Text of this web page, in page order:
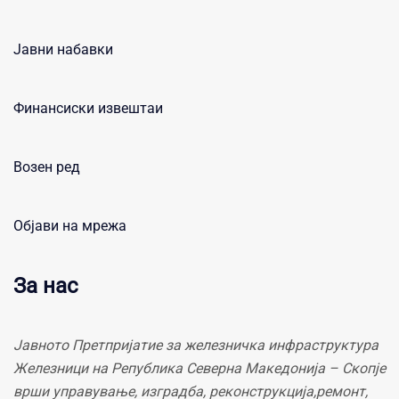
Јавни набавки
Финансиски извештаи
Возен ред
Објави на мрежа
За нас
Јавното Претпријатие за железничка инфраструктура
Железници на Република Северна Македонија – Скопје
врши управување, изградба, реконструкција,ремонт,